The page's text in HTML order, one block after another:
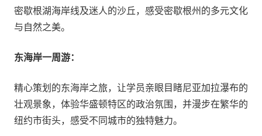
密歇根湖海岸线及迷人的沙丘，感受密歇根州的多元文化
与自然之美。
东海岸一周游：
精心策划的东海岸之旅，让学员亲眼目睹尼亚加拉瀑布的
壮观景象，体验华盛顿特区的政治氛围，并漫步在繁华的
纽约市街头，感受不同城市的独特魅力。